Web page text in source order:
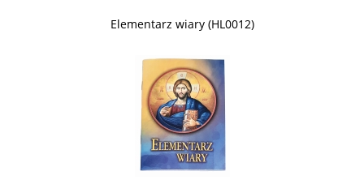
Elementarz wiary (HL0012)